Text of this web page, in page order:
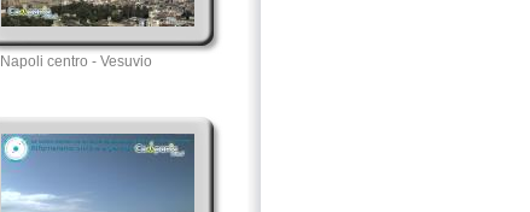
Napoli centro - Vesuvio